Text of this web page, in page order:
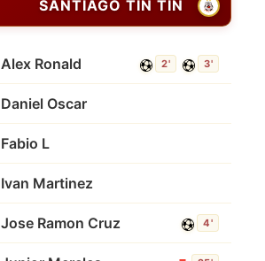
SANTIAGO TIN TIN
Alex Ronald 2' 3'
Daniel Oscar
Fabio L
Ivan Martinez
Jose Ramon Cruz 4'